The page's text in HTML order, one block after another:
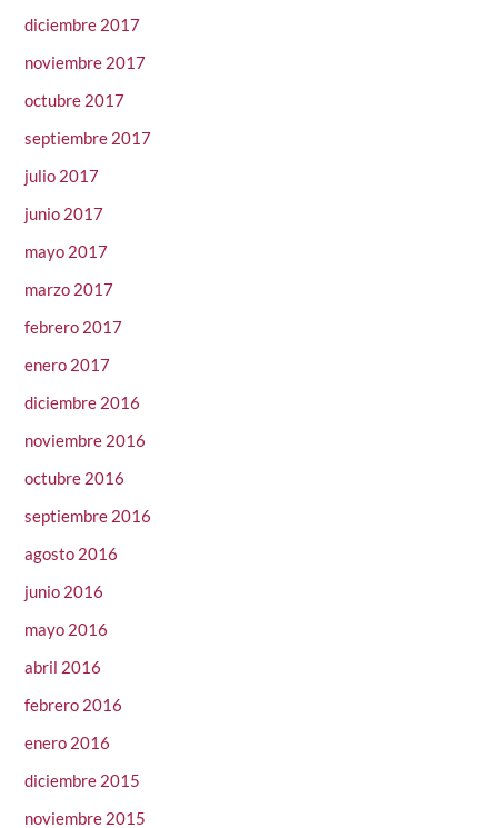
diciembre 2017
noviembre 2017
octubre 2017
septiembre 2017
julio 2017
junio 2017
mayo 2017
marzo 2017
febrero 2017
enero 2017
diciembre 2016
noviembre 2016
octubre 2016
septiembre 2016
agosto 2016
junio 2016
mayo 2016
abril 2016
febrero 2016
enero 2016
diciembre 2015
noviembre 2015